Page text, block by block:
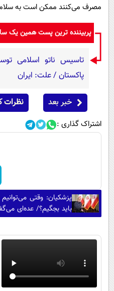
مصرف می‌کنند ممکن است به
پربیننده ترین پست همین یک
تاسیس ناتو اسلامی
پاکستان / علت: ایران
خبر بعد نظرات
اشتراک گذاری :
پزشکیان: وقتی
باید بجگیم؟/ عده‌ای
و دیگران را وادار به